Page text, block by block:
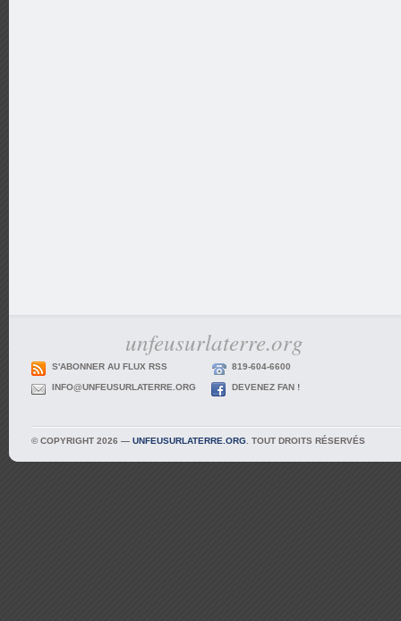
unfeusurlaterre.org
S'ABONNER AU FLUX RSS 819-604-6600
INFO@UNFEUSURLATERRE.ORG DEVENEZ FAN !
© COPYRIGHT 2026 — UNFEUSURLATERRE.ORG . TOUT DROITS RÉSERVÉS